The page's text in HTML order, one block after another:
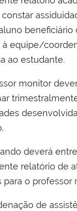
beneficiário
à equipe/
ao estudante.
monitor
deverá
relatório de
para o professor
de